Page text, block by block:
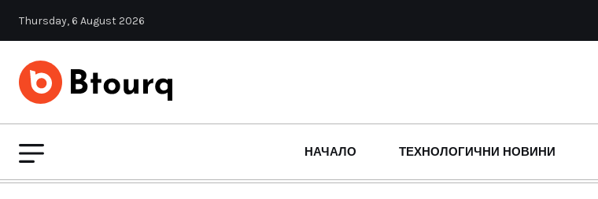
Thursday, 6 August 2026
НАЧАЛО ТЕХНОЛОГИЧНИ НОВИНИ